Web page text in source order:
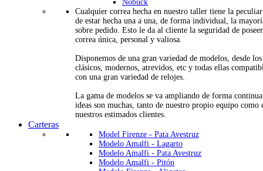
Nobuck
Cualquier correa hecha en nuestro taller tiene la
de estar hecha una a una, de forma individual, la
sobre pedido. Esto le da al cliente la seguridad de
correa única, personal y valiosa.
Disponemos de una gran variedad de modelos, desde los
clásicos, modernos, atrevidos, etc y todas ellas
con una gran variedad de relojes.
La gama de modelos se va ampliando de forma
ideas son muchas, tanto de nuestro propio equipo como
nuestros estimados clientes.
Carteras
Model Firenze - Pata Avestruz
Modelo Amalfi - Lagarto
Modelo Amalfi - Pata Avestruz
Modelo Amalfi - Pitón